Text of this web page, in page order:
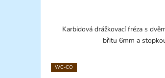
z
5
Karbidová drážkovací fréza s
břitu 6mm a
WC-CO